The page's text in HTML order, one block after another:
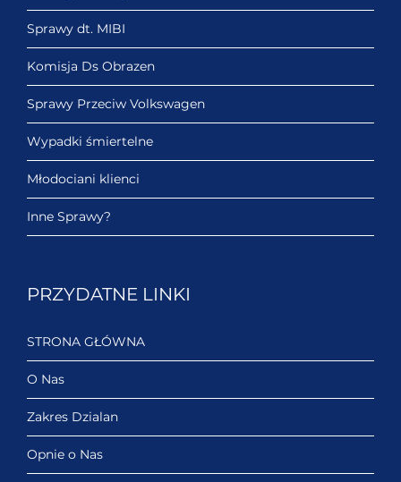
Sprawy dt. MIBI
Komisja Ds Obrazen
Sprawy Przeciw Volkswagen
Wypadki śmiertelne
Młodociani klienci
Inne Sprawy?
PRZYDATNE LINKI
STRONA GŁÓWNA
O Nas
Zakres Dzialan
Opnie o Nas